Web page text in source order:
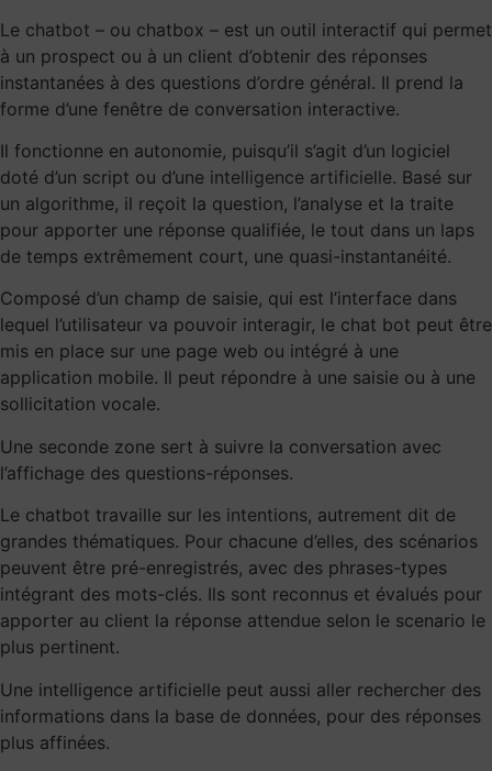
Le chatbot – ou chatbox – est un outil interactif qui permet
à un prospect ou à un client d’obtenir des réponses
instantanées à des questions d’ordre général. Il prend la
forme d’une fenêtre de conversation interactive.
Il fonctionne en autonomie, puisqu’il s’agit d’un logiciel
doté d’un script ou d’une intelligence artificielle. Basé sur
un algorithme, il reçoit la question, l’analyse et la traite
pour apporter une réponse qualifiée, le tout dans un laps
de temps extrêmement court, une quasi-instantanéité.
Composé d’un champ de saisie, qui est l’interface dans
lequel l’utilisateur va pouvoir interagir, le chat bot peut être
mis en place sur une page web ou intégré à une
application mobile. Il peut répondre à une saisie ou à une
sollicitation vocale.
Une seconde zone sert à suivre la conversation avec
l’affichage des questions-réponses.
Le chatbot travaille sur les intentions, autrement dit de
grandes thématiques. Pour chacune d’elles, des scénarios
peuvent être pré-enregistrés, avec des phrases-types
intégrant des mots-clés. Ils sont reconnus et évalués pour
apporter au client la réponse attendue selon le scenario le
plus pertinent.
Une intelligence artificielle peut aussi aller rechercher des
informations dans la base de données, pour des réponses
plus affinées.